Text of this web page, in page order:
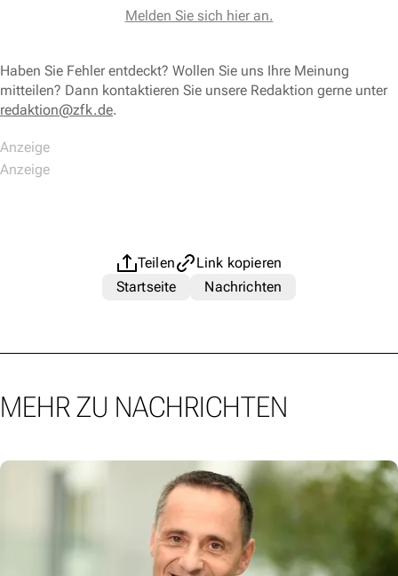
Melden Sie sich hier an.
Haben Sie Fehler entdeckt? Wollen Sie uns Ihre Meinung
mitteilen? Dann kontaktieren Sie unsere Redaktion gerne unter
redaktion@zfk.de.
Teilen
Link kopieren
Startseite
Nachrichten
MEHR ZU NACHRICHTEN